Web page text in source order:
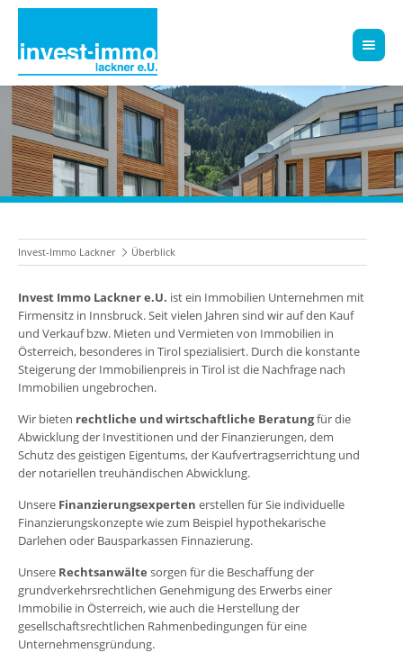
Invest-Immo Lackner Überblick
Invest Immo Lackner e.U. ist ein Immobilien Unternehmen mit
Firmensitz in Innsbruck. Seit vielen Jahren sind wir auf den Kauf
und Verkauf bzw. Mieten und Vermieten von Immobilien in
Österreich, besonderes in Tirol spezialisiert. Durch die konstante
Steigerung der Immobilienpreis in Tirol ist die Nachfrage nach
Immobilien ungebrochen.
Wir bieten rechtliche und wirtschaftliche Beratungfür die
Abwicklung der Investitionen und der Finanzierungen, dem
Schutz des geistigen Eigentums, der Kaufvertragserrichtung und
der notariellen treuhändischen Abwicklung.
Unsere Finanzierungsexperten erstellen für Sie individuelle
Finanzierungskonzepte wie zum Beispiel hypothekarische
Darlehen oder Bausparkassen Finnazierung.
Unsere Rechtsanwälte sorgen für die Beschaffung der
grundverkehrsrechtlichen Genehmigung des Erwerbs einer
Immobilie in Österreich, wie auch die Herstellung der
gesellschaftsrechtlichen Rahmenbedingungen für eine
Unternehmensgründung.